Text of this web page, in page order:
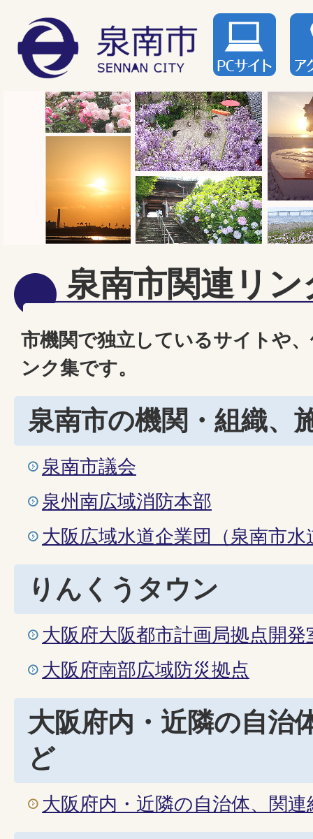
泉南市関連リン
市機関で独立しているサイトや
ンク集です。
泉南市の機関・組織、
泉南市議会
泉州南広域消防本部
大阪広域水道企業団（泉南市水
りんくうタウン
大阪府大阪都市計画局拠点開
大阪府南部広域防災拠点
大阪府内・近隣の自治
ど
大阪府内・近隣の自治体、関